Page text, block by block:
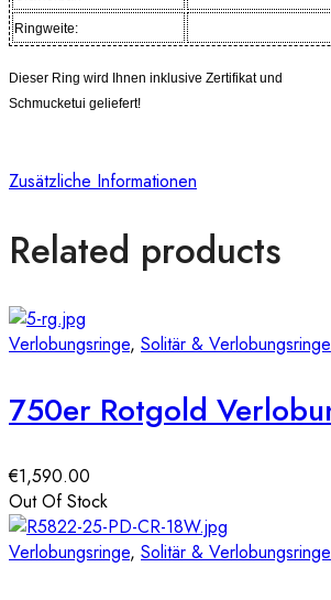
Ringweite:
Dieser Ring wird Ihnen inklusive Zertifikat und
Schmucketui geliefert!
Zusätzliche Informationen
Related products
Verlobungsringe, Solitär & Verlobungsringe
€1,590.00
Out Of Stock
Verlobungsringe, Solitär & Verlobungsringe